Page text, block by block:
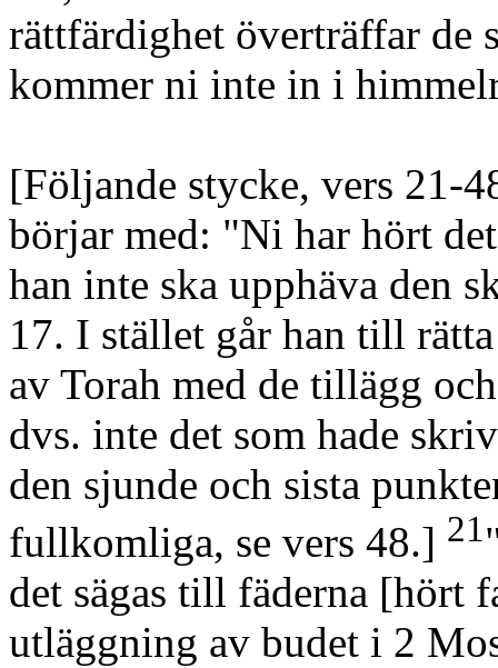
rättfärdighet överträffar de
kommer ni inte in i
[Följande stycke, vers 21-
börjar med: "Ni har hört det
han inte ska upphäva den
17. I stället går han till
av Torah med de tillägg
dvs. inte det som hade
den sjunde och sista
fullkomliga, se vers 48.] 21
det sägas till fäderna [hört
utläggning av budet i 2